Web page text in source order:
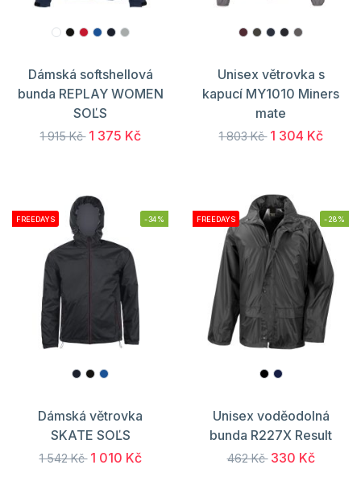
Dámská softshellová
bunda REPLAY WOMEN
SOĽS
1 915 Kč 1 375 Kč
Unisex větrovka s
kapucí MY1010 Miners
mate
1 803 Kč 1 304 Kč
FREEDAYS -34%
Dámská větrovka
SKATE SOĽS
1 542 Kč 1 010 Kč
FREEDAYS -28%
Unisex voděodolná
bunda R227X Result
462 Kč 330 Kč